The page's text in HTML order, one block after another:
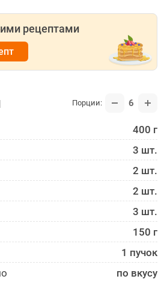
рецептами
Порции: 6
400 г
3 шт.
2 шт.
2 шт.
3 шт.
150 г
1 пучок
по вкусу